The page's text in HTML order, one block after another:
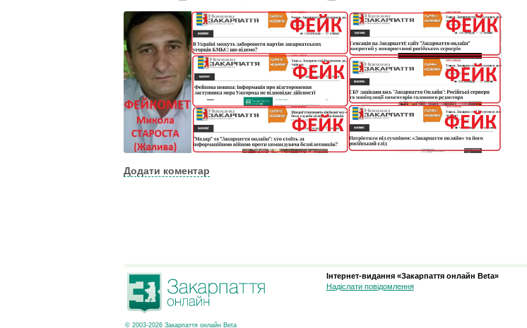
Додати коментар
© 2003-2026 Закарпаття онлайн Beta
Інтернет-видання «Закарпаття онлайн Beta»
Надіслати повідомлення